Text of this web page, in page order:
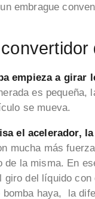
embrague
empieza a girar
es pequeña,
se mueva.
el acelerador,
mucha más
la misma. En
del líquido
haya, la